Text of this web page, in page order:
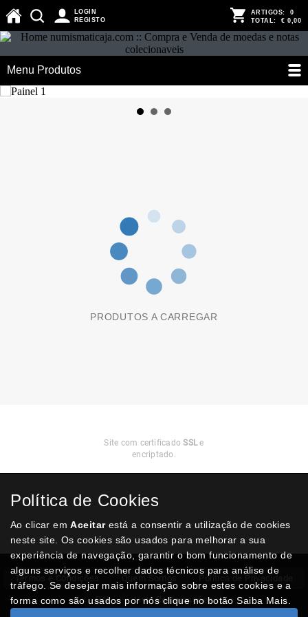
LOGIN
REGISTO
ARTIGOS: 0
TOTAL: € 0,00
Menu Produtos
PRODUTOS A CARREGAR
Site com certificadoSSLe
encriptado.
Termos e Condições Politica de Privacidade
RAL Livro Reclamações
Política de Cookies
Ao clicar emAceitarestá a consentir a utilização de cookies
neste site. Os cookies são usados para melhorar a sua
experiência de navegação, garantir o bom funcionamento de
alguns serviços e recolher dados técnicos para análise de
tráfego. Se desejar mais informação sobre estes cookies e a
forma como são usados por nós clique no botão Saiba Mais.